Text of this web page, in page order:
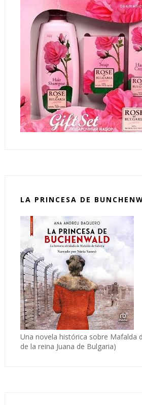
LA PRINCESA DE
Una novela histórica sobre Mafalda
de la reina Juana de Bulgaria)